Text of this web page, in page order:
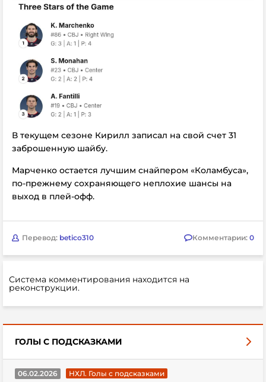
В текущем сезоне Кирилл записал на свой счет 31
заброшенную шайбу.
Марченко остается лучшим снайпером «Коламбуса»,
по-прежнему сохраняющего неплохие шансы на
выход в плей-офф.
Перевод: betico310 Комментарии: 0
Система комментирования находится на
реконструкции.
ГОЛЫ С ПОДСКАЗКАМИ
06.02.2026
НХЛ. Голы с подсказками